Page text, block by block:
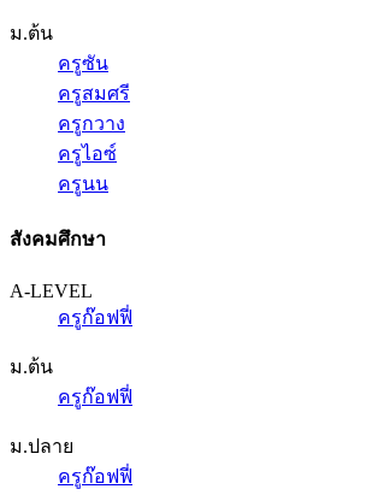
ม.ต้น
ครูซัน
ครูสมศรี
ครูกวาง
ครูไอซ์
ครูนน
สังคมศึกษา
A-LEVEL
ครูก๊อฟฟี่
ม.ต้น
ครูก๊อฟฟี่
ม.ปลาย
ครูก๊อฟฟี่